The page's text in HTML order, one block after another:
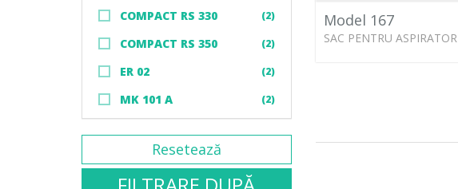
COMPACT RS 330 (2)
COMPACT RS 350 (2)
ER 02 (2)
MK 101 A (2)
Resetează
Model 167
SAC PENTRU ASPIRATOR